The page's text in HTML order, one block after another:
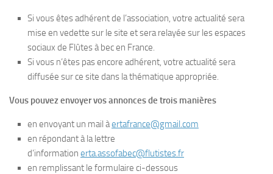
Si vous êtes adhérent de l’association, votre actualité sera
mise en vedette sur le site et sera relayée sur les espaces
sociaux de Flûtes à bec en France.
Si vous n’êtes pas encore adhérent, votre actualité sera
diffusée sur ce site dans la thématique appropriée.
Vous pouvez envoyer vos annonces de trois manières
en envoyant un mail àertafrance@gmail.com
en répondant à la lettre
d’information erta.assofabec@flutistes.fr
en remplissant le formulaire ci-dessous